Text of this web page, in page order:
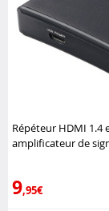
Répéteur HDMI 1.4
amplificateur de
9,95€